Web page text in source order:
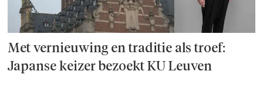
Met vernieuwing en traditie als troef:
Japanse keizer bezoekt KU Leuven